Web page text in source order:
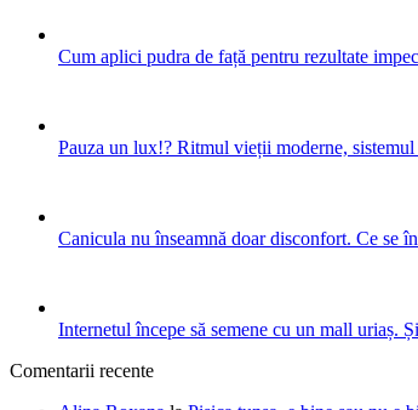
Cum aplici pudra de față pentru rezultate
Pauza un lux!? Ritmul vieții moderne,
Canicula nu înseamnă doar disconfort. Ce se
Internetul începe să semene cu un mall uriaș.
Comentarii recente